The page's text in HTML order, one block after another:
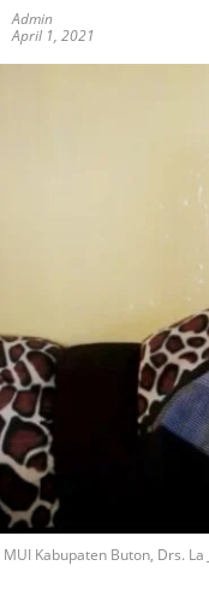
Admin
April 1, 2021
MUI Kabupaten Buton, Drs. La